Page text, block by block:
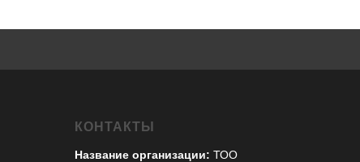
КОНТАКТЫ
Название организации: ТОО